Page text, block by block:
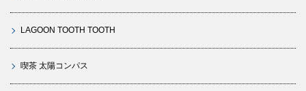
LAGOON TOOTH TOOTH
喫茶 太陽コンパス